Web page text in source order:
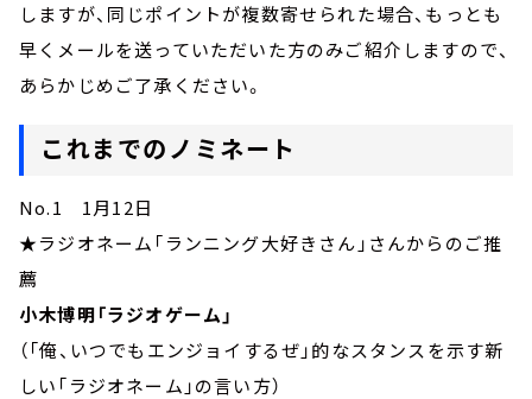
しますが、同じポイントが複数寄せられた場合、もっとも
早くメールを送っていただいた方のみご紹介しますので、
あらかじめご了承ください。
これまでのノミネート
No.1 1月12日
★ラジオネーム「ランニング大好きさん」さんからのご推
薦
小木博明「ラジオゲーム」
（「俺、いつでもエンジョイするぜ」的なスタンスを示す新
しい「ラジオネーム」の言い方）